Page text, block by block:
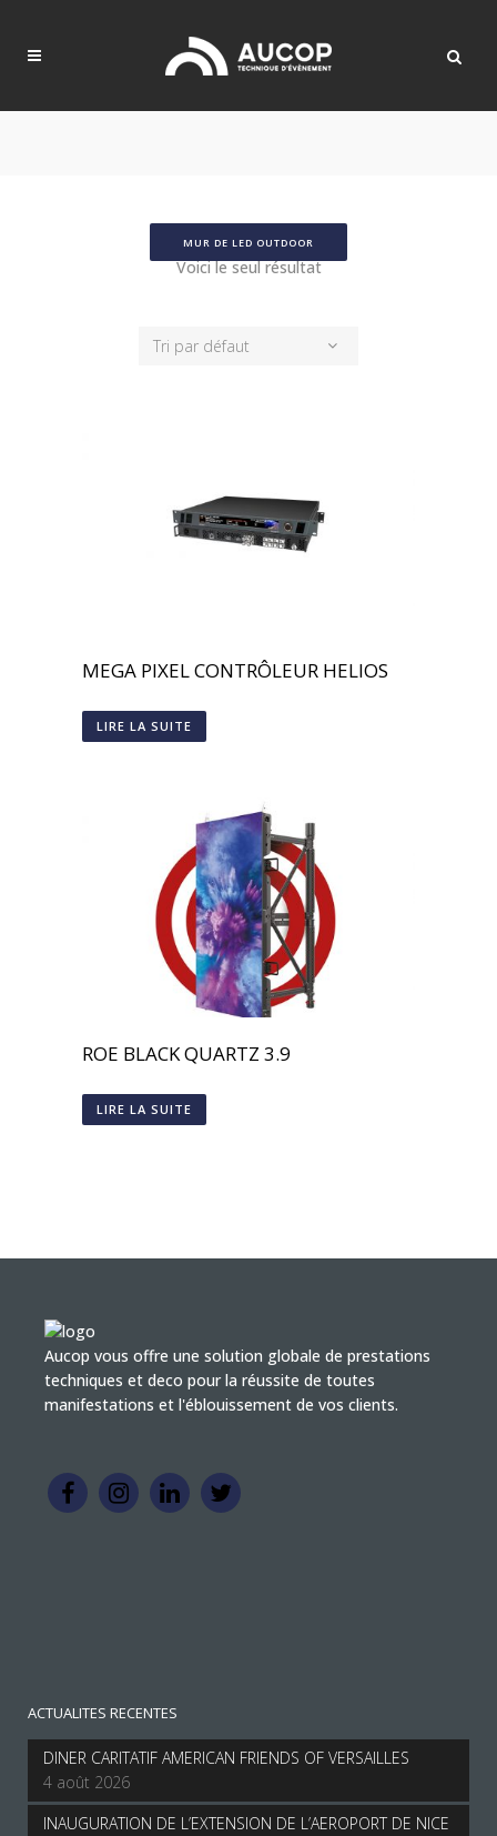
MUR DE LED OUTDOOR
Voici le seul résultat
Tri par défaut
MEGA PIXEL CONTRÔLEUR HELIOS
LIRE LA SUITE
ROE BLACK QUARTZ 3.9
LIRE LA SUITE
Aucop vous offre une solution globale de prestations
techniques et deco pour la réussite de toutes
manifestations et l'éblouissement de vos clients.
ACTUALITES RECENTES
DINER CARITATIF AMERICAN FRIENDS OF VERSAILLES
4 août 2026
INAUGURATION DE L’EXTENSION DE L’AEROPORT DE NICE